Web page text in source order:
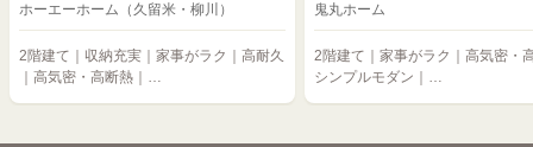
ホーエーホーム（久留米・柳川）
2階建て｜収納充実｜家事がラク｜高耐久
｜高気密・高断熱｜…
鬼丸ホーム
2階建て｜家事がラク｜高気密・
シンプルモダン｜…